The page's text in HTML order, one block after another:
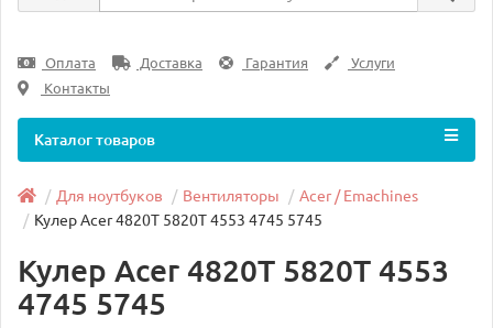
Оплата Доставка Гарантия
Услуги
Контакты
Каталог товаров
Для ноутбуков Вентиляторы
Acer / Emachines
Кулер Acer 4820T 5820T 4553 4745 5745
Кулер Acer 4820T 5820T 4553
4745 5745